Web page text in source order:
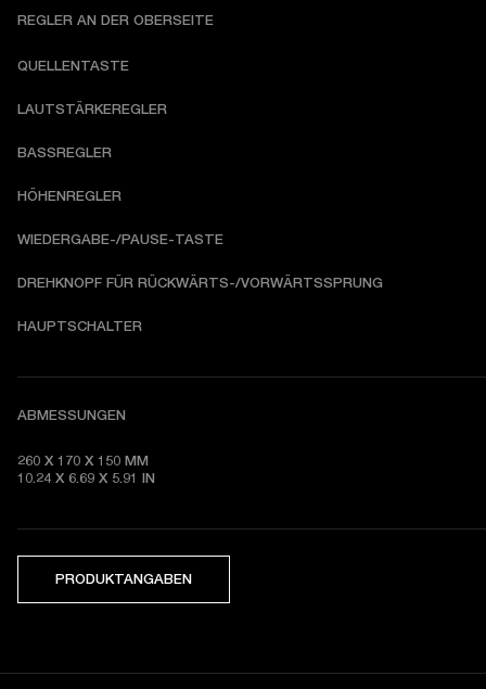
REGLER AN DER OBERSEITE
QUELLENTASTE
LAUTSTÄRKEREGLER
BASSREGLER
HÖHENREGLER
WIEDERGABE-/PAUSE-TASTE
DREHKNOPF FÜR RÜCKWÄRTS-/VORWÄRTSSPRUNG
HAUPTSCHALTER
ABMESSUNGEN
260 X 170 X 150 MM
10.24 X 6.69 X 5.91 IN
PRODUKTANGABEN